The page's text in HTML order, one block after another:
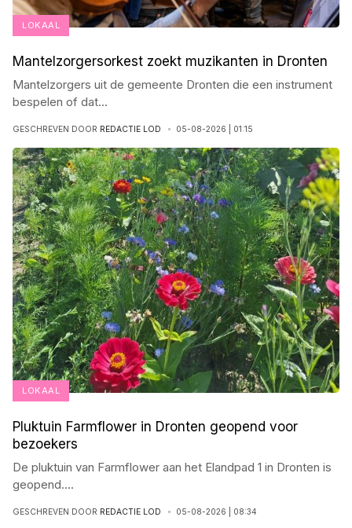
LOKAAL
Mantelzorgersorkest zoekt muzikanten in Dronten
Mantelzorgers uit de gemeente Dronten die een instrument
bespelen of dat...
GESCHREVEN DOOR REDACTIE LOD 05-08-2026 | 01:15
LOKAAL
Pluktuin Farmflower in Dronten geopend voor
bezoekers
De pluktuin van Farmflower aan het Elandpad 1 in Dronten is
geopend....
GESCHREVEN DOOR REDACTIE LOD 05-08-2026 | 08:34